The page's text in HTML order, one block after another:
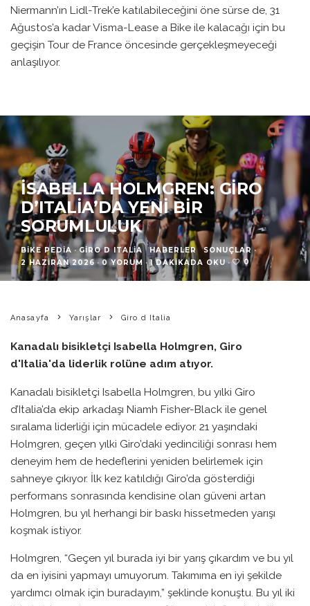
Niermann’ın Lidl-Trek’e katılabileceğini öne sürse de, 31
Ağustos’a kadar Visma-Lease a Bike ile kalacağı için bu
geçişin Tour de France öncesinde gerçekleşmeyeceği
anlaşılıyor.
İSABELLA HOLMGREN: GIRO
D’ITALIA’DA YENI BIR
SORUMLULUK
BIKE PEDIA · GIRO D ITALIA HABERLER SONUÇLAR ·
2 HAZIRAN 2026 · 0 YORUM · 1 DAKIKADA OKU · 0
Anasayfa Yarışlar Giro d Italia
Kanadalı bisikletçi Isabella Holmgren, Giro
d'Italia'da liderlik rolüne adım atıyor.
Kanadalı bisikletçi Isabella Holmgren, bu yılki Giro
d’Italia’da ekip arkadaşı Niamh Fisher-Black ile genel
sıralama liderliği için mücadele ediyor. 21 yaşındaki
Holmgren, geçen yılki Giro’daki yedinciliği sonrası hem
deneyim hem de hedeflerini yeniden belirlemek için
sahneye çıkıyor. İlk kez katıldığı Giro’da gösterdiği
performans sonrasında kendisine olan güveni artan
Holmgren, bu yıl herhangi bir baskı hissetmeden yarışı
koşmak istiyor.
Holmgren, “Geçen yıl burada iyi bir yarış çıkardım ve bu yıl
da en iyisini yapmayı umuyorum. Takımıma en iyi şekilde
yardımcı olmak için buradayım,” şeklinde konuştu. Bu yıl iki